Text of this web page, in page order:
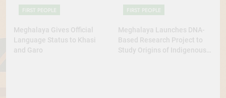
FIRST PEOPLE
Meghalaya Gives Official
Language Status to Khasi
and Garo
FIRST PEOPLE
Meghalaya Launches DNA-
Based Research Project to
Study Origins of Indigenous